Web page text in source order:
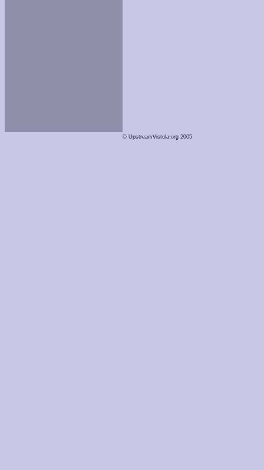
© UpstreamVistula.org 2005